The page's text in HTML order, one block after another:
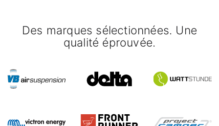
Des marques sélectionnées. Une
qualité éprouvée.